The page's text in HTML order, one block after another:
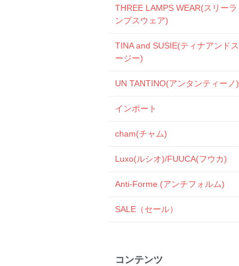
THREE LAMPS WEAR(スリーラ
ンプスウェア)
TINA and SUSIE(ティナアンドス
ージー)
UN TANTINO(アンタンティーノ)
インポート
cham(チャム)
Luxo(ルシオ)/FUUCA(フウカ)
Anti-Forme (アンチフォルム)
SALE（セール）
コンテンツ